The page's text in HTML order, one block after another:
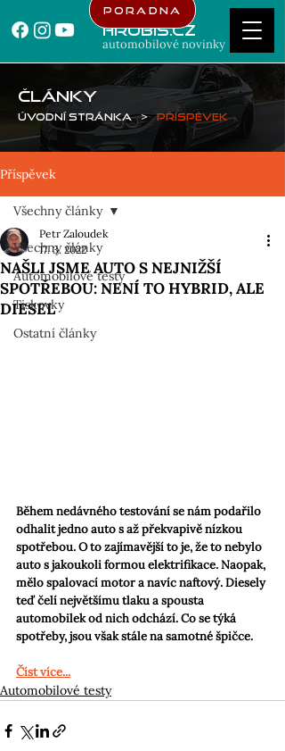
Hrubis.cz
automobilové novinky
Poradna
ČLÁNKY
Úvodní stránka > Příspěvek
Příspěvek
Všechny články
Automobilové testy
Tiskovky
Ostatní články
Všechny články
NAŠLI JSME AUTO S NEJNIŽŠÍ
SPOTŘEBOU: NENÍ TO HYBRID, ALE
DIESEL
Petr Zaloudek
17. 3. 2022
Během nedávného testování se nám podařilo
odhalit jedno auto s až překvapivě nízkou
spotřebou. O to zajímavější to je, že to nebylo
auto s jakoukoli formou elektrifikace. Naopak,
mělo spalovací motor a navíc naftový. Diesely
teď čelí největšímu tlaku a spousta
automobilek od nich odchází. Co se týká
spotřeby, jsou však stále na samotné špičce.
Číst více...
Automobilové testy